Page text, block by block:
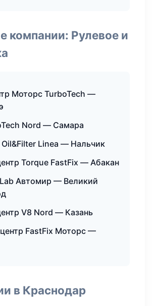
компании: Рулевое и
Моторс TurboTech —
Nord — Самара
Oil&Filter Linea — Нальчик
Torque FastFix — Абакан
Автомир — Великий
V8 Nord — Казань
FastFix Моторс —
в Краснодар